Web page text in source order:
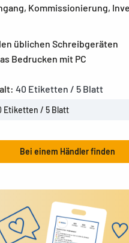
Kommissionierung,
üblichen Schreibgeräten
Bedrucken mit PC
40 Etiketten / 5 Blatt
Etiketten / 5 Blatt
Bei einem Händler finden